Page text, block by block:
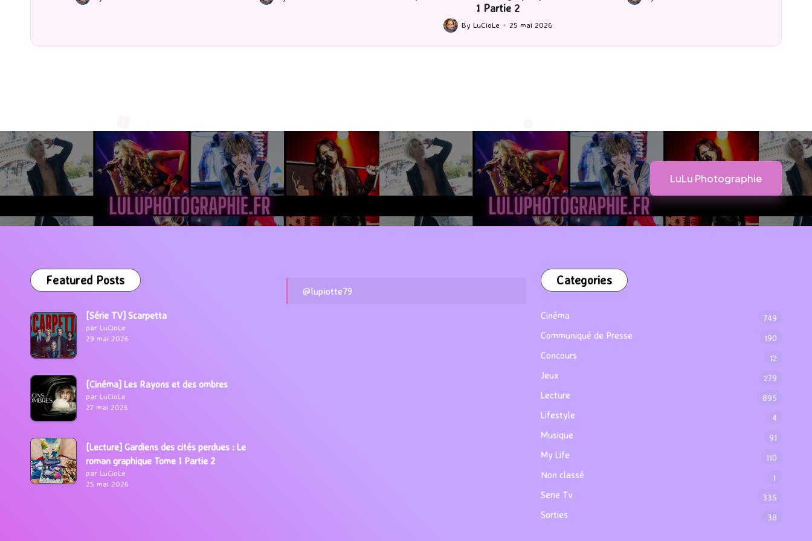
Posted
by
by
LuLu Photographie
Featured Posts
[Série TV] Scarpetta
par LuCioLe
29 mai 2026
[Cinéma] Les Rayons et des ombres
par LuCioLe
27 mai 2026
[Lecture] Gardiens des cités perdues : Le
roman graphique Tome 1 Partie 2
par LuCioLe
25 mai 2026
@lupiotte79
Categories
Cinéma 749
Communiqué de Presse 190
Concours 12
Jeux 279
Lecture 895
Lifestyle 4
Musique 91
My Life 110
Non classé 1
Serie Tv 335
Sorties 38